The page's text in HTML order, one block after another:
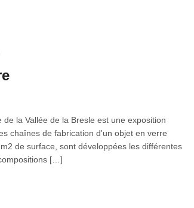
la Vallée de la Bresle est une exposition
chaînes de fabrication d'un objet en verre
de surface, sont développées les différentes
[…]